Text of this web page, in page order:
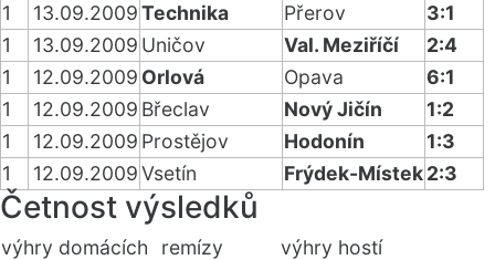
1
13.09.2009Technika Přerov
3:1
1
13.09.2009 Uničov Val. Meziříčí
2:4
1
12.09.2009 Orlová Opava
6:1
1
12.09.2009 Břeclav Nový Jičín
1:2
1
12.09.2009 Prostějov Hodonín
1:3
1
12.09.2009Vsetín Frýdek-Místek2:3
Četnost výsledků
výhry domácích remízy výhry hostí